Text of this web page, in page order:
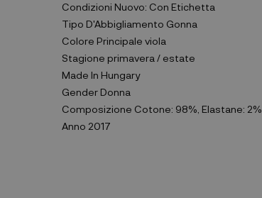
Condizioni Nuovo: Con Etichetta
Tipo D'Abbigliamento Gonna
Colore Principale viola
Stagione primavera / estate
Made In Hungary
Gender Donna
Composizione Cotone: 98%, Elastane: 2%
Anno 2017